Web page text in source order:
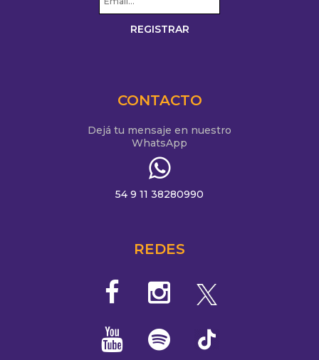
CONTACTO
Dejá tu mensaje en nuestro
WhatsApp
54 9 11 38280990
REDES